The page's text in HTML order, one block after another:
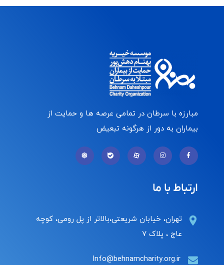
مبارزه با سرطان در تمامی عرصه ها و حمایت از
بیماران به دور از هرگونه تبعیض
ارتباط با ما
تهران، خیابان شریعتی،بالاتر از پل رومی، کوچه
عاج ، پلاک ۷
Info@behnamcharity.org.ir